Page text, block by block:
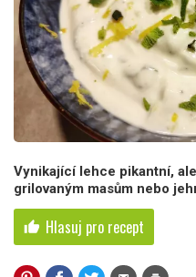
Vynikající lehce pikantní,
grilovaným masům nebo
thumb_up Hlasuj pro recept